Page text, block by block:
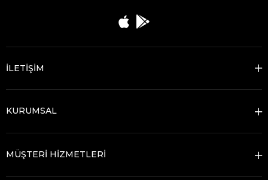
İLETİŞİM
KURUMSAL
MÜŞTERİ HİZMETLERİ